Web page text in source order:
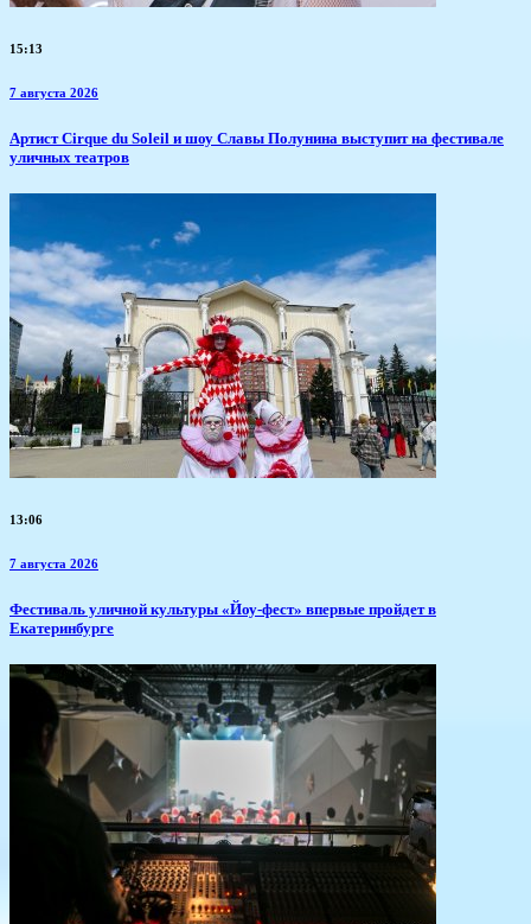
15:13
7 августа 2026
Артист Cirque du Soleil и шоу Славы Полунина выступит на фестивале
уличных театров
13:06
7 августа 2026
​Фестиваль уличной культуры «Йоу-фест» впервые пройдет в
Екатеринбурге